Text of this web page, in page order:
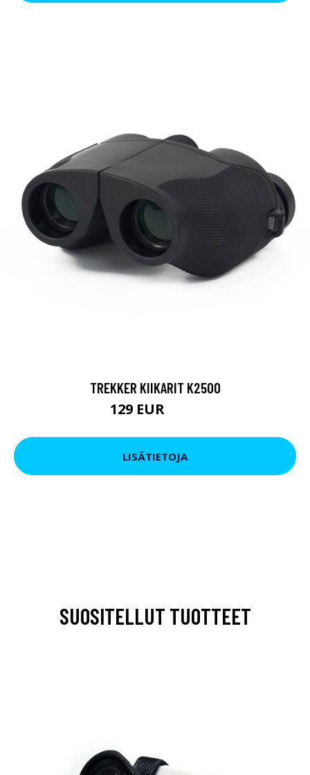
TREKKER KIIKARIT K2500
129 EUR
LISÄTIETOJA
SUOSITELLUT TUOTTEET